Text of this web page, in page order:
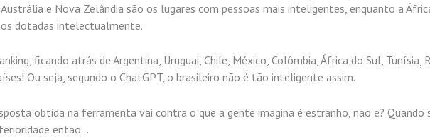
Austrália e Nova Zelândia são os lugares com pessoas mais inteligentes, enquanto a
dotadas intelectualmente.
ficando atrás de Argentina, Uruguai, Chile, México, Colômbia, África do Sul, Tunísia,
Ou seja, segundo o ChatGPT, o brasileiro não é tão inteligente assim.
obtida na ferramenta vai contra o que a gente imagina é estranho, não é? Quando
então…